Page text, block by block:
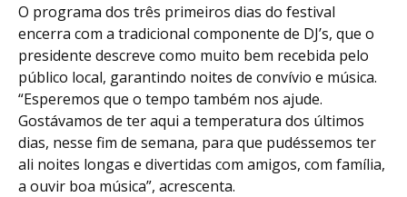
O programa dos três primeiros dias do festival
encerra com a tradicional componente de DJ’s, que o
presidente descreve como muito bem recebida pelo
público local, garantindo noites de convívio e música.
“Esperemos que o tempo também nos ajude.
Gostávamos de ter aqui a temperatura dos últimos
dias, nesse fim de semana, para que pudéssemos ter
ali noites longas e divertidas com amigos, com família,
a ouvir boa música”, acrescenta.